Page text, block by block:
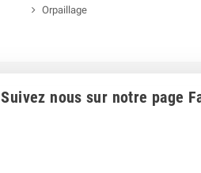
Orpaillage
Suivez nous sur notre page